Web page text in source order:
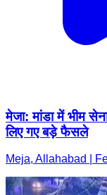
मेजा: मांडा में भीम
लिए गए बड़े फैसले
Meja, Allahabad |